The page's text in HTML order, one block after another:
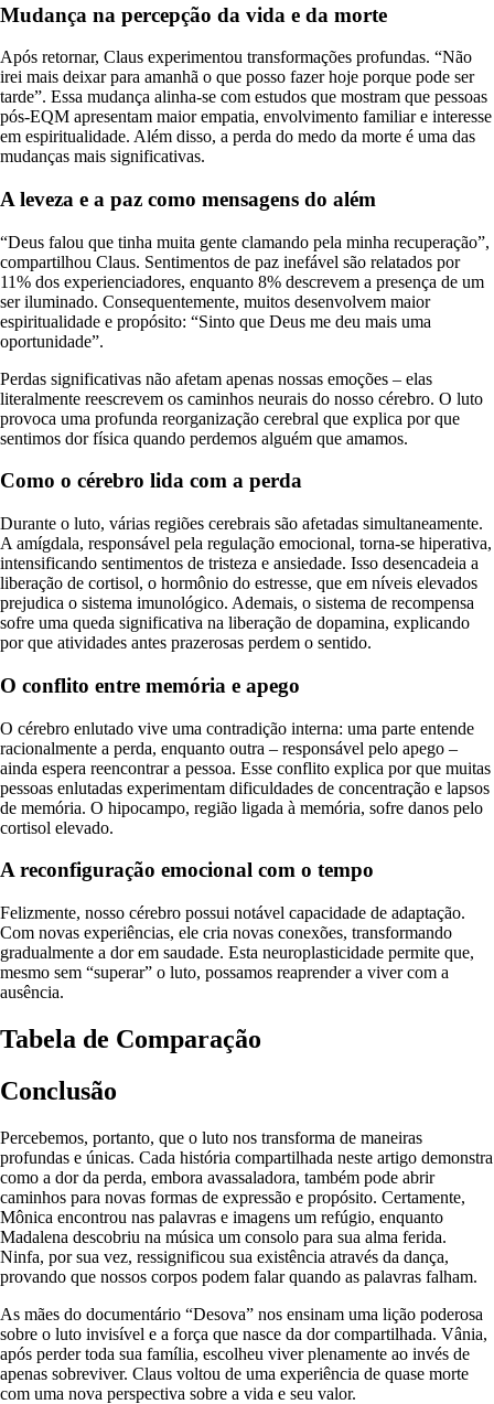
Mudança na percepção da vida e da morte
Após retornar, Claus experimentou transformações profundas. “Não
irei mais deixar para amanhã o que posso fazer hoje porque pode ser
tarde”. Essa mudança alinha-se com estudos que mostram que pessoas
pós-EQM apresentam maior empatia, envolvimento familiar e interesse
em espiritualidade. Além disso, a perda do medo da morte é uma das
mudanças mais significativas.
A leveza e a paz como mensagens do além
“Deus falou que tinha muita gente clamando pela minha recuperação”,
compartilhou Claus. Sentimentos de paz inefável são relatados por
11% dos experienciadores, enquanto 8% descrevem a presença de um
ser iluminado. Consequentemente, muitos desenvolvem maior
espiritualidade e propósito: “Sinto que Deus me deu mais uma
oportunidade”.
Perdas significativas não afetam apenas nossas emoções – elas
literalmente reescrevem os caminhos neurais do nosso cérebro. O luto
provoca uma profunda reorganização cerebral que explica por que
sentimos dor física quando perdemos alguém que amamos.
Como o cérebro lida com a perda
Durante o luto, várias regiões cerebrais são afetadas simultaneamente.
A amígdala, responsável pela regulação emocional, torna-se hiperativa,
intensificando sentimentos de tristeza e ansiedade. Isso desencadeia a
liberação de cortisol, o hormônio do estresse, que em níveis elevados
prejudica o sistema imunológico. Ademais, o sistema de recompensa
sofre uma queda significativa na liberação de dopamina, explicando
por que atividades antes prazerosas perdem o sentido.
O conflito entre memória e apego
O cérebro enlutado vive uma contradição interna: uma parte entende
racionalmente a perda, enquanto outra – responsável pelo apego –
ainda espera reencontrar a pessoa. Esse conflito explica por que muitas
pessoas enlutadas experimentam dificuldades de concentração e lapsos
de memória. O hipocampo, região ligada à memória, sofre danos pelo
cortisol elevado.
A reconfiguração emocional com o tempo
Felizmente, nosso cérebro possui notável capacidade de adaptação.
Com novas experiências, ele cria novas conexões, transformando
gradualmente a dor em saudade. Esta neuroplasticidade permite que,
mesmo sem “superar” o luto, possamos reaprender a viver com a
ausência.
Tabela de Comparação
Conclusão
Percebemos, portanto, que o luto nos transforma de maneiras
profundas e únicas. Cada história compartilhada neste artigo demonstra
como a dor da perda, embora avassaladora, também pode abrir
caminhos para novas formas de expressão e propósito. Certamente,
Mônica encontrou nas palavras e imagens um refúgio, enquanto
Madalena descobriu na música um consolo para sua alma ferida.
Ninfa, por sua vez, ressignificou sua existência através da dança,
provando que nossos corpos podem falar quando as palavras falham.
As mães do documentário “Desova” nos ensinam uma lição poderosa
sobre o luto invisível e a força que nasce da dor compartilhada. Vânia,
após perder toda sua família, escolheu viver plenamente ao invés de
apenas sobreviver. Claus voltou de uma experiência de quase morte
com uma nova perspectiva sobre a vida e seu valor.